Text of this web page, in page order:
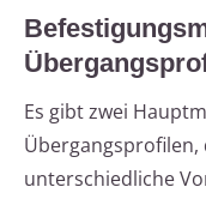
Es gibt zwei
unterschiedliche